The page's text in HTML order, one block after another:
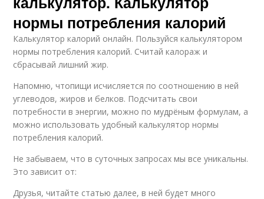
нормы потребления калорий
Калькулятор калорий онлайн. Пользуйся калькулятором
нормы потребления калорий. Считай калораж и
сбрасывай лишний жир.
Напомню, чтопищи исчисляется по соотношению в ней
углеводов, жиров и белков. Подсчитать свои
потребности в энергии, можно по мудрёным формулам, а
можно использовать удобный калькулятор нормы
потребления калорий.
Не забываем, что в суточных запросах мы все уникальны.
Это зависит от:
Друзья, читайте статью далее, в ней будет много